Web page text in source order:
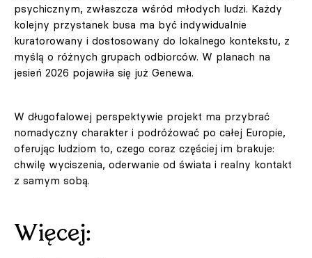
psychicznym, zwłaszcza wśród młodych ludzi. Każdy
kolejny przystanek busa ma być indywidualnie
kuratorowany i dostosowany do lokalnego kontekstu, z
myślą o różnych grupach odbiorców. W planach na
jesień 2026 pojawiła się już Genewa.
W długofalowej perspektywie projekt ma przybrać
nomadyczny charakter i podróżować po całej Europie,
oferując ludziom to, czego coraz częściej im brakuje:
chwilę wyciszenia, oderwanie od świata i realny kontakt
z samym sobą.
Więcej: